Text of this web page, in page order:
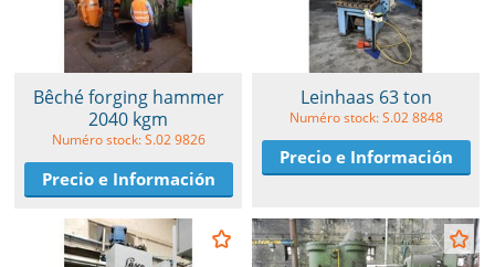
Bêché forging hammer
2040 kgm
Numéro stock: S.02 9826
Precio e Información
Leinhaas 63 ton
Numéro stock: S.02 8848
Precio e Información